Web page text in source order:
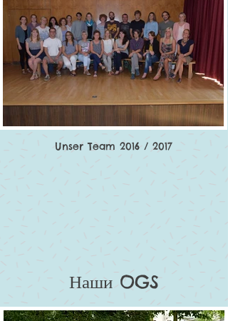
Unser Team 2016 / 2017
Наши OGS